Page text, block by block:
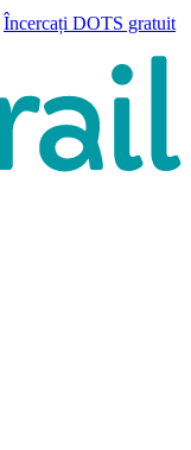
Încercați DOTS gratuit